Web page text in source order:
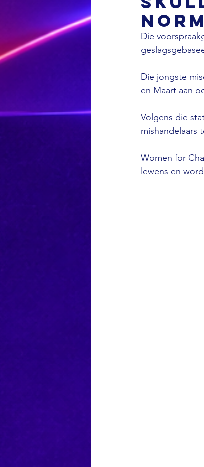
Die
Die jongste
en Maart aan
Volgens die
mishandelaars
Women for
lewens en